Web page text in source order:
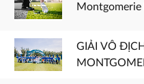
GIẢI VÔ